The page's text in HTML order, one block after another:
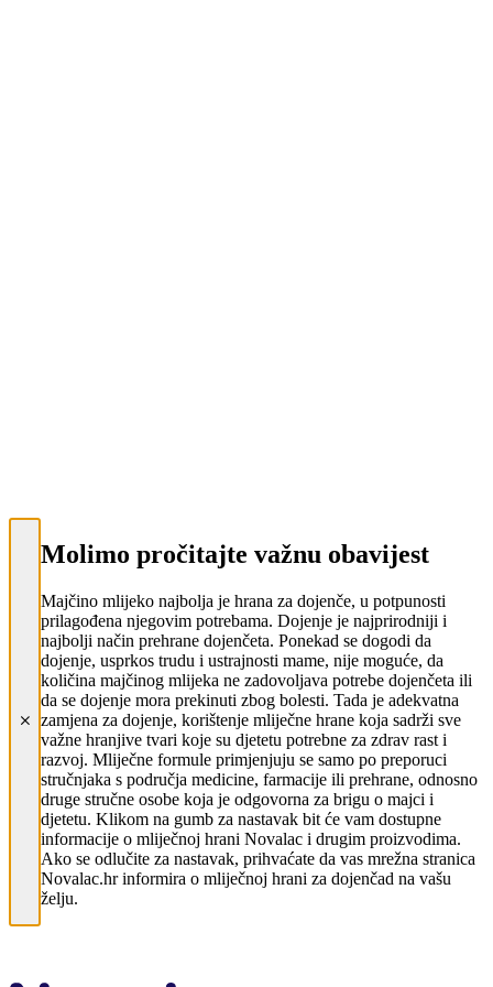
Molimo pročitajte važnu obavijest
Majčino mlijeko najbolja je hrana za dojenče, u potpunosti
prilagođena njegovim potrebama. Dojenje je najprirodniji i
najbolji način prehrane dojenčeta. Ponekad se dogodi da
dojenje, usprkos trudu i ustrajnosti mame, nije moguće, da
količina majčinog mlijeka ne zadovoljava potrebe dojenčeta ili
da se dojenje mora prekinuti zbog bolesti. Tada je adekvatna
zamjena za dojenje, korištenje mliječne hrane koja sadrži sve
važne hranjive tvari koje su djetetu potrebne za zdrav rast i
razvoj. Mliječne formule primjenjuju se samo po preporuci
stručnjaka s područja medicine, farmacije ili prehrane, odnosno
druge stručne osobe koja je odgovorna za brigu o majci i
djetetu. Klikom na gumb za nastavak bit će vam dostupne
informacije o mliječnoj hrani Novalac i drugim proizvodima.
Ako se odlučite za nastavak, prihvaćate da vas mrežna stranica
Novalac.hr informira o mliječnoj hrani za dojenčad na vašu
želju.